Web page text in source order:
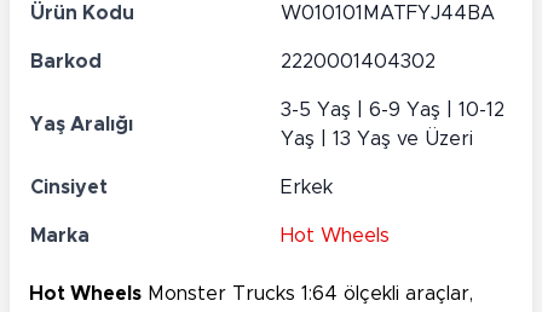
Ürün Kodu W010101MATFYJ44BA
Barkod 2220001404302
Yaş Aralığı
3-5 Yaş | 6-9 Yaş | 10-12
Yaş | 13 Yaş ve Üzeri
Cinsiyet Erkek
Marka Hot Wheels
Hot Wheels Monster Trucks 1:64 ölçekli araçlar,